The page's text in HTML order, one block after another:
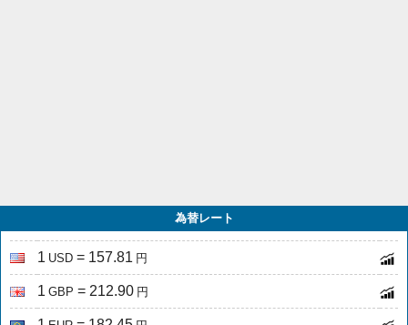
為替レート
1 USD = 157.81 円
1 GBP = 212.90 円